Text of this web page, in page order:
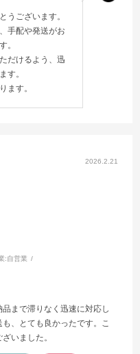
うございます。
手配や発送がお
。
だけるよう、迅
す。
ます。
2026.2.21
:自営業
まで滞りなく迅速に対応し
、とても良かったです。こ
いました。